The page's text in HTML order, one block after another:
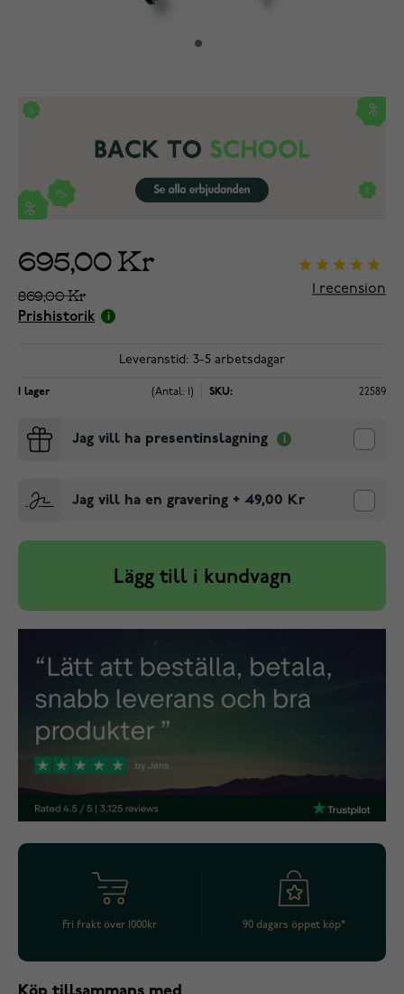
695,00 Kr
869,00 Kr
Prishistorik
recension
Leveranstid: 3-5 arbetsdagar
I lager (Antal: 1) SKU: 22589
Jag vill ha presentinslagning
Jag vill ha en gravering + 49,00 Kr
Lägg till i kundvagn
Fri frakt över 1000kr 90 dagars öppet köp*